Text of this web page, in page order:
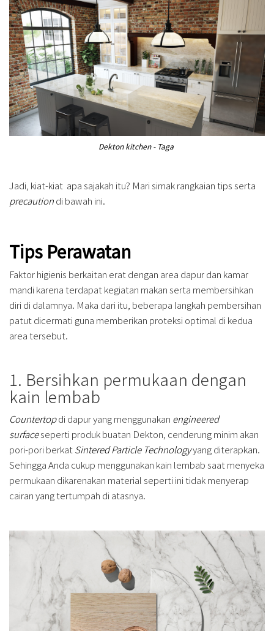
Dekton kitchen - Taga
Jadi, kiat-kiat apa sajakah itu? Mari simak rangkaian tips serta
precautiondi bawah ini.
Tips Perawatan
Faktor higienis berkaitan erat dengan area dapur dan kamar
mandi karena terdapat kegiatan makan serta membersihkan
diri di dalamnya. Maka dari itu, beberapa langkah pembersihan
patut dicermati guna memberikan proteksi optimal di kedua
area tersebut.
1. Bersihkan permukaan dengan
kain lembab
Countertopdi dapur yang menggunakan engineered
surfaceseperti produk buatan Dekton, cenderung minim akan
pori-pori berkatSintered Particle Technologyyang diterapkan.
Sehingga Anda cukup menggunakan kain lembab saat menyeka
permukaan dikarenakan material seperti ini tidak menyerap
cairan yang tertumpah di atasnya.